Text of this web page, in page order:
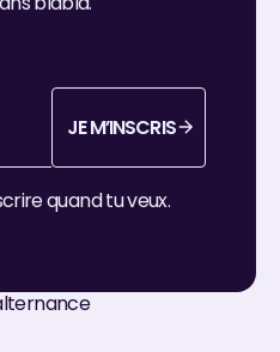
je m’inscris
JE M’INSCRIS
quand tu veux.